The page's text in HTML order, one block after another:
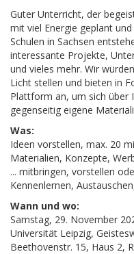
Guter Unterricht, der
mit viel Energie geplant
Schulen in Sachsen
interessante Projekte,
und vieles mehr. Wir
Licht stellen und bieten in
Plattform an, um sich über
gegenseitig eigene
Was:
Ideen vorstellen, max. 20
Materialien, Konzepte,
... mitbringen, vorstellen
Kennenlernen,
Wann und wo:
Samstag, 29. November
Universität Leipzig,
Beethovenstr. 15, Haus 2,